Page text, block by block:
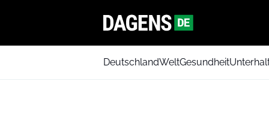
DeutschlandWeltGesundheit